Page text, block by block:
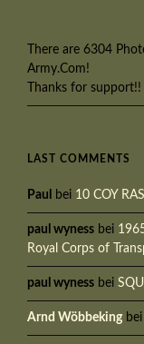
There are 6304
Army.Com!
Thanks for support!!
LAST COMMENTS
Paul bei 10 COY
paul wyness bei
Royal Corps of
paul wyness bei
Arnd Wöbbekingbei